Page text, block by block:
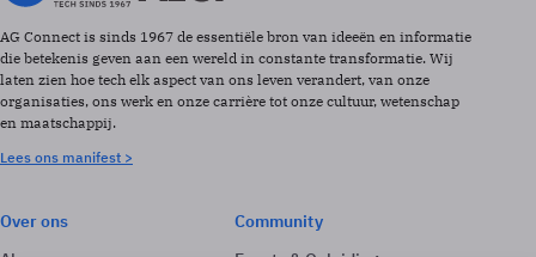
AG Connect is sinds 1967 de essentiële bron van ideeën en informatie
die betekenis geven aan een wereld in constante transformatie. Wij
laten zien hoe tech elk aspect van ons leven verandert, van onze
organisaties, ons werk en onze carrière tot onze cultuur, wetenschap
en maatschappij.
Lees ons manifest >
Over ons
Community